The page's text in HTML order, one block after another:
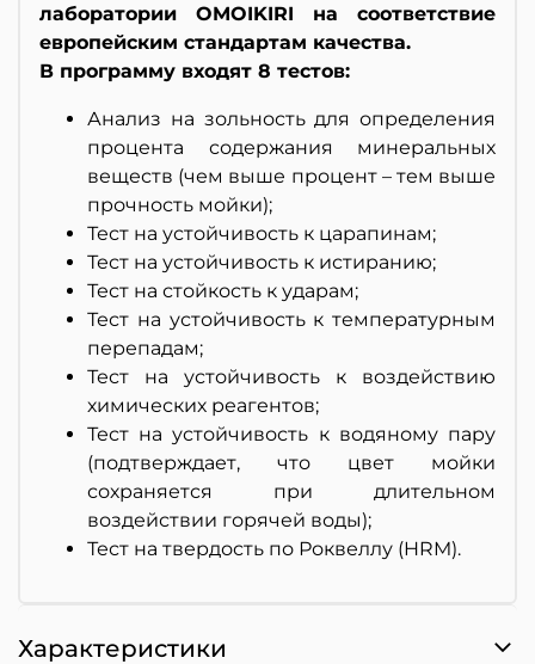
лаборатории OMOIKIRI на соответствие
европейским стандартам качества.
В программу входят 8 тестов:
Анализ на зольность для определения
процента содержания минеральных
веществ (чем выше процент – тем выше
прочность мойки);
Тест на устойчивость к царапинам;
Тест на устойчивость к истиранию;
Тест на стойкость к ударам;
Тест на устойчивость к температурным
перепадам;
Тест на устойчивость к воздействию
химических реагентов;
Тест на устойчивость к водяному пару
(подтверждает, что цвет мойки
сохраняется при длительном
воздействии горячей воды);
Тест на твердость по Роквеллу (HRM).
Характеристики